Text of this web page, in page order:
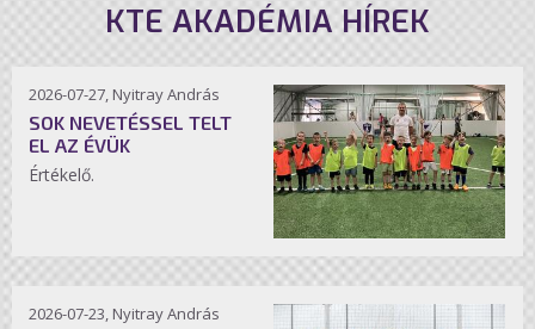
KTE AKADÉMIA HÍREK
2026-07-27, Nyitray András
SOK NEVETÉSSEL TELT
EL AZ ÉVÜK
Értékelő.
2026-07-23, Nyitray András